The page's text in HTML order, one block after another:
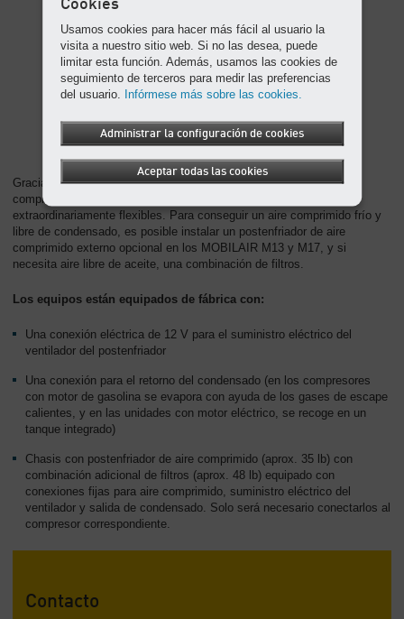
Gracias al gran número de opciones para el tratamiento del aire
comprimido, los pequeños pero potentes compresores son
extraordinariamente flexibles. Para conseguir un aire comprimido frío y
libre de condensado, es posible instalar un postenfriador de aire
comprimido externo opcional en los MOBILAIR M13 y M17, y si
necesita aire libre de aceite, una combinación de filtros.
Los equipos están equipados de fábrica con:
Una conexión eléctrica de 12 V para el suministro eléctrico del
ventilador del postenfriador
Una conexión para el retorno del condensado (en los compresores
con motor de gasolina se evapora con ayuda de los gases de escape
calientes, y en las unidades con motor eléctrico, se recoge en un
tanque integrado)
Chasis con postenfriador de aire comprimido (aprox. 35 lb) con
combinación adicional de filtros (aprox. 48 lb) equipado con
conexiones fijas para aire comprimido, suministro eléctrico del
ventilador y salida de condensado. Solo será necesario conectarlos al
compresor correspondiente.
Contacto
Cookies
Usamos cookies para hacer más fácil al usuario la
visita a nuestro sitio web. Si no las desea, puede
limitar esta función. Además, usamos las cookies de
seguimiento de terceros para medir las preferencias
del usuario. Infórmese más sobre las cookies.
Administrar la configuración de cookies
Aceptar todas las cookies